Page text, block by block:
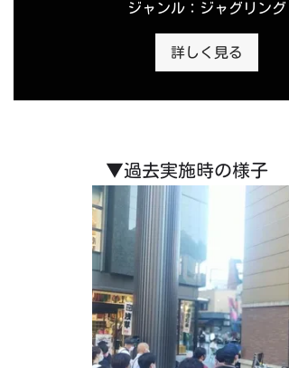
ジャンル：ジャグリング
詳しく見る
▼過去実施時の様子